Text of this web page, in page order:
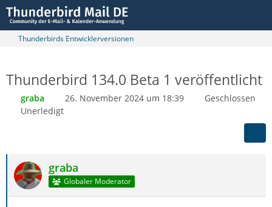
Thunderbirds Entwicklerversionen
Thunderbird 134.0 Beta 1 veröffentlicht
graba 26. November 2024 um 18:39
Geschlossen
Unerledigt
graba
Globaler Moderator